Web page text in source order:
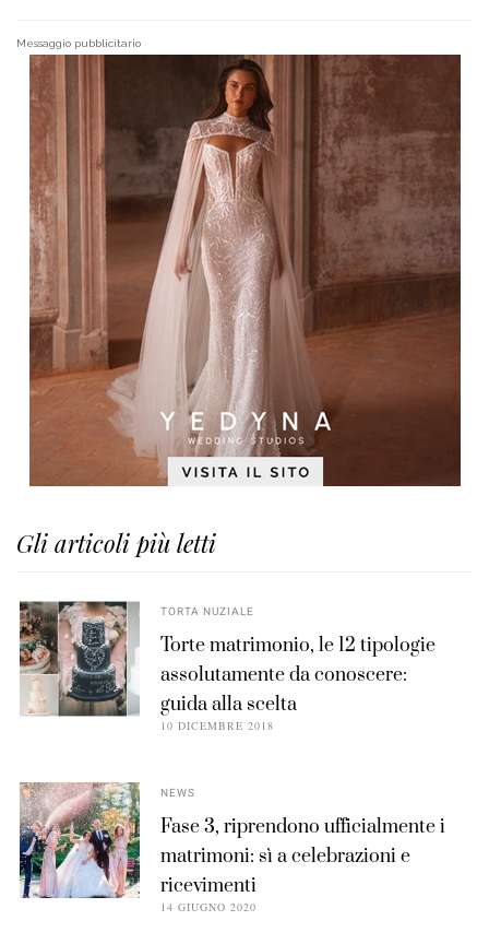
Messaggio pubblicitario
Gli articoli più letti
TORTA NUZIALE
Torte matrimonio, le 12 tipologie
assolutamente da conoscere:
guida alla scelta
10 DICEMBRE 2018
NEWS
Fase 3, riprendono ufficialmente i
matrimoni: sì a celebrazioni e
ricevimenti
14 GIUGNO 2020